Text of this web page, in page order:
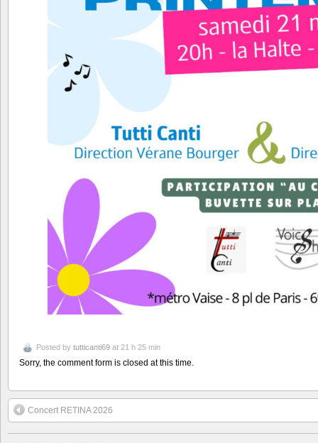
Posted by tutticanti69 at 21 h 25 min
Sorry, the comment form is closed at this time.
Concert RETINA 2026